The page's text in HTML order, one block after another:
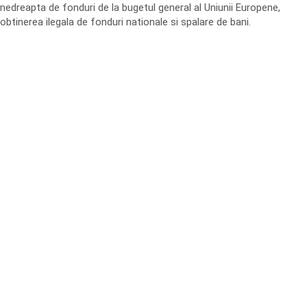
nedreapta de fonduri de la bugetul general al Uniunii Europene,
obtinerea ilegala de fonduri nationale si spalare de bani.